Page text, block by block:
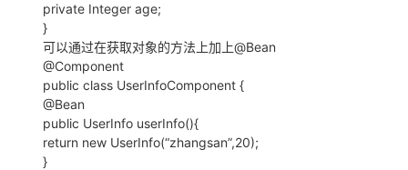
private Integer age;
}
可以通过在获取对象的方法上加上@Bean
@Component
public class UserInfoComponent {
@Bean
public UserInfo userInfo(){
return new UserInfo(“zhangsan”,20);
}